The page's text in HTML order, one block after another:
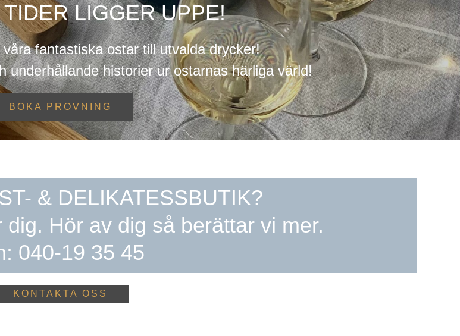
LIGGER UPPE!
fantastiska ostar till utvalda drycker!
underhållande historier ur ostarnas härliga värld!
BOKA PROVNING
& DELIKATESSBUTIK?
Hör av dig så berättar vi mer.
040-19 35 45
KONTAKTA OSS